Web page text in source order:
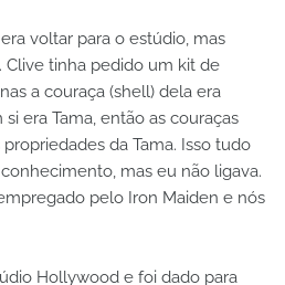
voltar para o estúdio, mas
Clive tinha pedido um kit de
a couraça (shell) dela era
era Tama, então as couraças
da Tama. Isso tudo
mas eu não ligava.
pelo Iron Maiden e nós
Hollywood e foi dado para